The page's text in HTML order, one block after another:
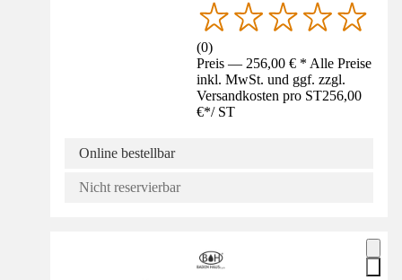
(0)
Preis — 256,00 € * Alle Preise
inkl. MwSt. und ggf. zzgl.
Versandkosten pro ST256,00
€*/ ST
Online bestellbar
Nicht reservierbar